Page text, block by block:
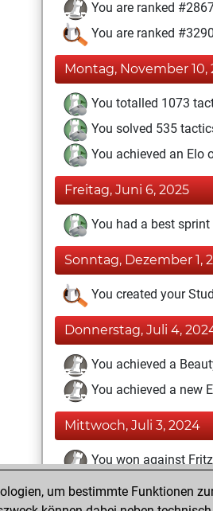
You are ranked
You are ranked
Montag, November 10,
You totalled 1073
You solved 535
You achieved an Elo
Freitag, Juni 6, 2025
You had a best
Sonntag, Dezember 1,
You created your
Donnerstag, Juli 4,
You achieved a
You achieved a new
Mittwoch, Juli 3, 2024
You won against Fritz
Dienstag, Juli 2, 2024
um bestimmte Funktionen